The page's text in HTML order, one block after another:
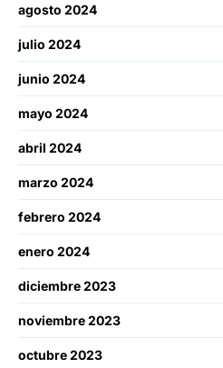
agosto 2024
julio 2024
junio 2024
mayo 2024
abril 2024
marzo 2024
febrero 2024
enero 2024
diciembre 2023
noviembre 2023
octubre 2023